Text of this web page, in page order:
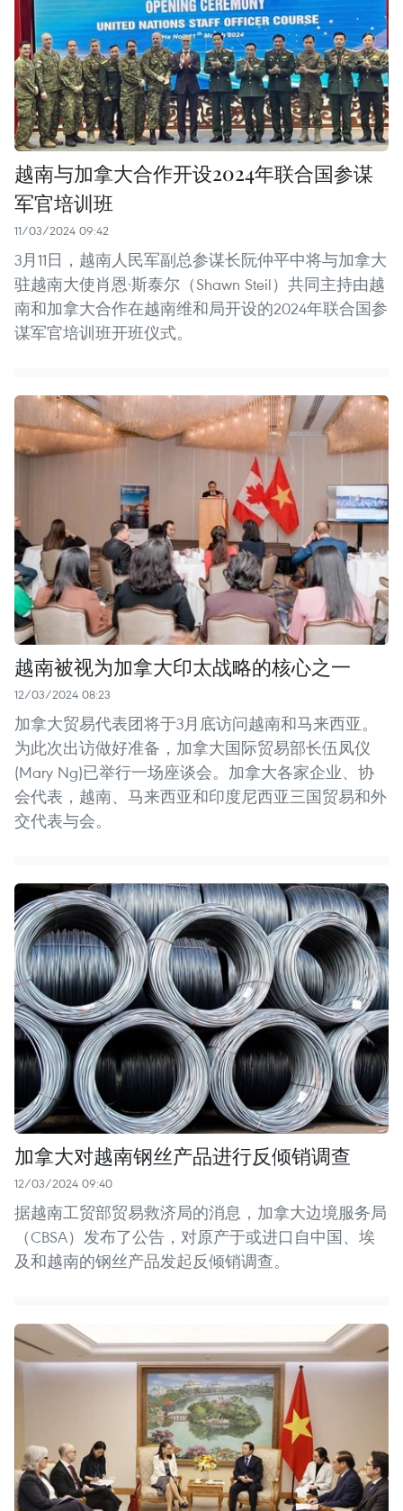
越南与加拿大合作开设2024年联合国参谋
军官培训班
11/03/2024 09:42
3月11日，越南人民军副总参谋长阮仲平中将与加拿大
驻越南大使肖恩·斯泰尔（Shawn Steil）共同主持由越
南和加拿大合作在越南维和局开设的2024年联合国参
谋军官培训班开班仪式。
越南被视为加拿大印太战略的核心之一
12/03/2024 08:23
加拿大贸易代表团将于3月底访问越南和马来西亚。
为此次出访做好准备，加拿大国际贸易部长伍凤仪
(Mary Ng)已举行一场座谈会。加拿大各家企业、协
会代表，越南、马来西亚和印度尼西亚三国贸易和外
交代表与会。
加拿大对越南钢丝产品进行反倾销调查
12/03/2024 09:40
据越南工贸部贸易救济局的消息，加拿大边境服务局
（CBSA）发布了公告，对原产于或进口自中国、埃
及和越南的钢丝产品发起反倾销调查。